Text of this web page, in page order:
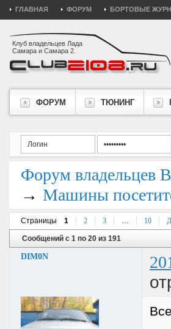
ГЛАВНАЯ ФОРУМ БОРТОВЫЕ
Клуб владельцев Лада
Самара и Самара 2.
ФОРУМ ТЮНИНГ
Форум владельцев
→ Машины
Страницы 1 2 3 … 10
Сообщений с 1 по 20 из 191
DIM0N